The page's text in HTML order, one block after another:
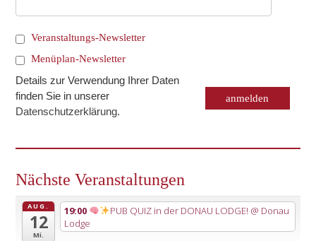
Veranstaltungs-Newsletter
Menüplan-Newsletter
Details zur Verwendung Ihrer Daten
finden Sie in unserer
Datenschutzerklärung.
Nächste Veranstaltungen
AUG.
12
Mi.
19:00 PUB QUIZ in der DONAU LODGE! @ Donau
Lodge